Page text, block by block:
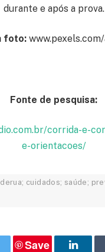
durante e após a prova.
foto:
Fonte de pesquisa:
corrida-e-
e-orientacoes/
cuidados; saúde;
Save